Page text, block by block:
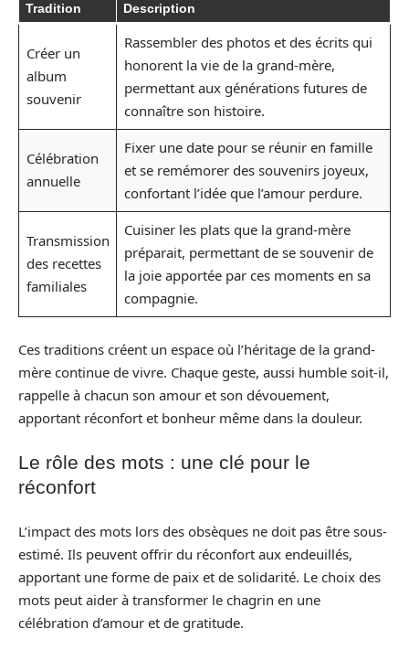
Tradition Description
Créer un
album
souvenir
Rassembler des photos et des écrits qui
honorent la vie de la grand-mère,
permettant aux générations futures de
connaître son histoire.
Célébration
annuelle
Fixer une date pour se réunir en famille
et se remémorer des souvenirs joyeux,
confortant l’idée que l’amour perdure.
Transmission
des recettes
familiales
Cuisiner les plats que la grand-mère
préparait, permettant de se souvenir de
la joie apportée par ces moments en sa
compagnie.
Ces traditions créent un espace où l’héritage de la grand-
mère continue de vivre. Chaque geste, aussi humble soit-il,
rappelle à chacun son amour et son dévouement,
apportant réconfort et bonheur même dans la douleur.
Le rôle des mots : une clé pour le
réconfort
L’impact des mots lors des obsèques ne doit pas être sous-
estimé. Ils peuvent offrir du réconfort aux endeuillés,
apportant une forme de paix et de solidarité. Le choix des
mots peut aider à transformer le chagrin en une
célébration d’amour et de gratitude.